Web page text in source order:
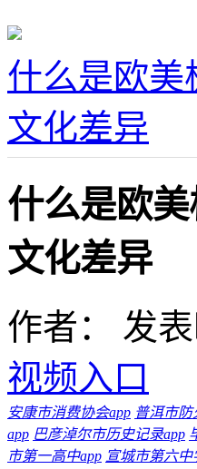
什么是欧美
文化差异
什么是欧
文化差异
作者：
发
视频入口
安康市消费协会app 普洱市防
app 巴彦淖尔市历史记录app
市第一高中app 宣城市第六中